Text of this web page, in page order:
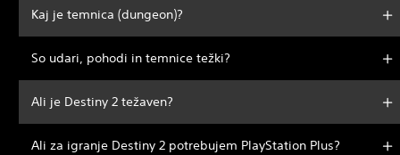
Kaj je temnica (dungeon)?
So udari, pohodi in temnice težki?
Ali je Destiny 2 težaven?
Ali za igranje Destiny 2 potrebujem PlayStation Plus?